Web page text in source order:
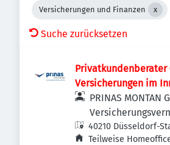
Versicherungen und Finanzen
Suche zurücksetzen
Versicherungen im
PRINAS MONTAN
40210 Düsseldorf-
Deutschland
Teilweise